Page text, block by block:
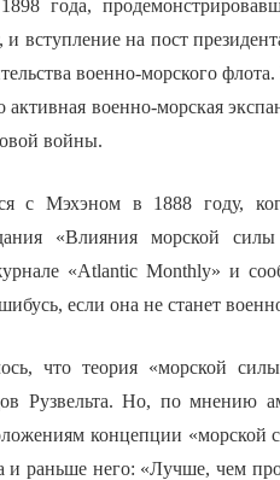
года,
вступление на пост
военно-морского
активная военно-морская
войны.
с Мэхэном в 1888 году,
«Влияния морской
«Atlantic Monthly» и
если она не станет
что теория «морской
Рузвельта. Но, по мнению
концепции
и раньше него: «Лучше, чем